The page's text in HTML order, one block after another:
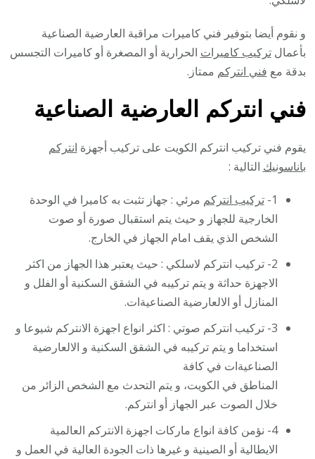
و نقوم أيضا بتوفير فني كاميرات مراقبة العارضية الصناعية
بأعمالتركيب كاميرات الحرارية أو المصغرة أو كاميرات التجسس
بدقة مع فني انتركم ممتاز.
فني انتركم العارضية الصناعية
يقوم فني تركيب انتركم الكويت على تركيب أجهزة انتركم
باناسونيك التالية :
1- تركيب انتركم مرئي : جهاز تثبت به كاميرا في الوحدة
الخارجية للجهاز و حيث يتم استقبال صورة أو صوت
الشخص الذي يقف امام الجهاز في الخارج.
2- تركيب انتركم لاسلكي : حيث يعتبر هذا الجهاز من اكثر
الاجهزة حداثة و يتم تركيبه في الشقق السكنية أو الفلل و
المنازل أو الالعارضية الصناعيةات.
3- تركيب انتركم صوتي : اكثر انواع اجهزة الانتركم شيوعا و
استخداما و يتم تركيبه في الشقق السكنية و الالعارضية
الصناعيةات في كافة
المناطق في الكويت، و يتم التحدث مع الشخص الزائر من
خلال الصوت عبر الجهاز أو انتركم.
4- نؤمن كافة انواع ماركات اجهزة الانتركم العالمية
الايطالية أو الصينية و غيرها ذات الجودة العالية في العمل و